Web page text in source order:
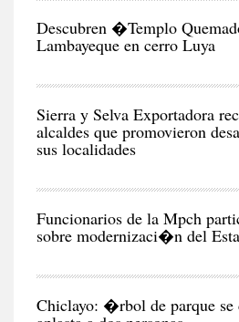
Descubren �Templo
Lambayeque en cerro Luya
Sierra y Selva Exportadora
alcaldes que promovieron
sus localidades
Funcionarios de la Mpch
sobre modernizaci�n del
Chiclayo: �rbol de parque